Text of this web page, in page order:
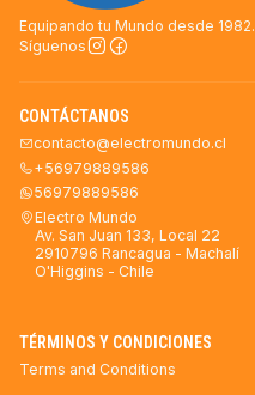
Equipando tu Mundo desde 1982.
Síguenos
CONTÁCTANOS
contacto@electromundo.cl
+56979889586
56979889586
Electro Mundo
Av. San Juan 133, Local 22
2910796 Rancagua - Machalí
O'Higgins - Chile
TÉRMINOS Y CONDICIONES
Terms and Conditions